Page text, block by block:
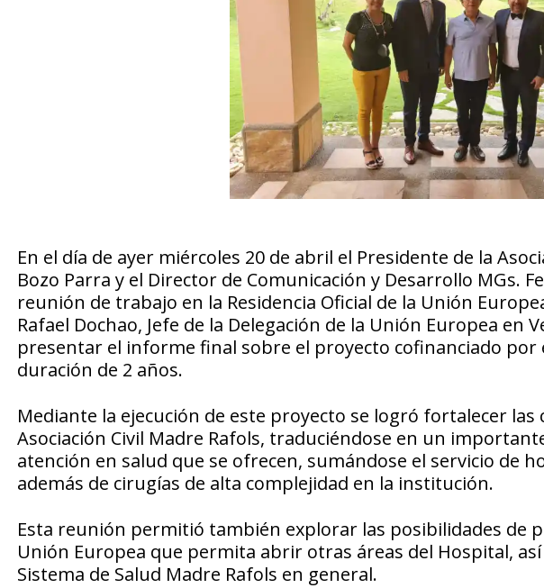
En el día de ayer miércoles 20 de abril el Presidente de la
Bozo Parra y el Director de Comunicación y Desarrollo MGs.
reunión de trabajo en la Residencia Oficial de la Unión
Rafael Dochao, Jefe de la Delegación de la Unión Europea en
presentar el informe final sobre el proyecto cofinanciado
duración de 2 años.
Mediante la ejecución de este proyecto se logró fortalecer
Asociación Civil Madre Rafols, traduciéndose en un
atención en salud que se ofrecen, sumándose el servicio de
además de cirugías de alta complejidad en la institución.
Esta reunión permitió también explorar las posibilidades de
Unión Europea que permita abrir otras áreas del Hospital,
Sistema de Salud Madre Rafols en general.